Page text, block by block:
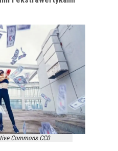
Commons CC0